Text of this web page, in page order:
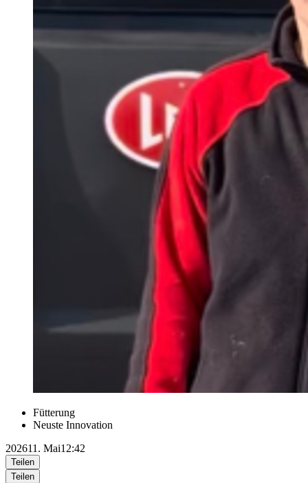
Fütterung
Neuste Innovation
202611. Mai12:42
Teilen
Teilen